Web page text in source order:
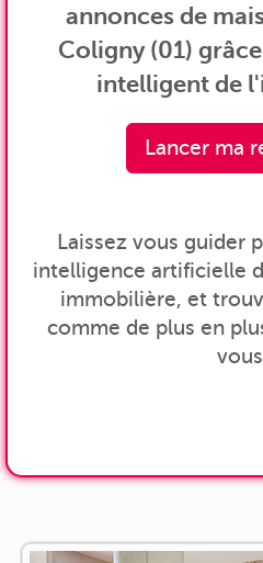
annonces de
Coligny (01)
intelligent de
Lancer ma
Laissez vous guider
intelligence artificielle
immobilière, et
comme de plus en